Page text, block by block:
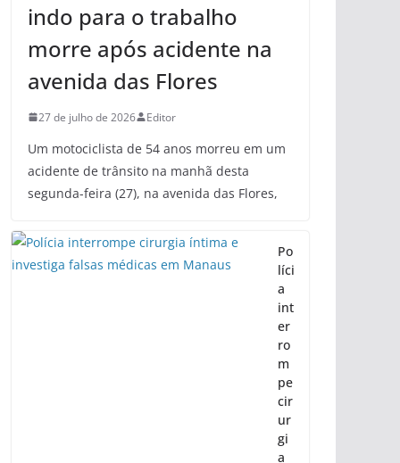
indo para o trabalho
morre após acidente na
avenida das Flores
27 de julho de 2026 Editor
Um motociclista de 54 anos morreu em um
acidente de trânsito na manhã desta
segunda-feira (27), na avenida das Flores,
Po
líci
a
int
er
ro
m
pe
cir
ur
gi
a